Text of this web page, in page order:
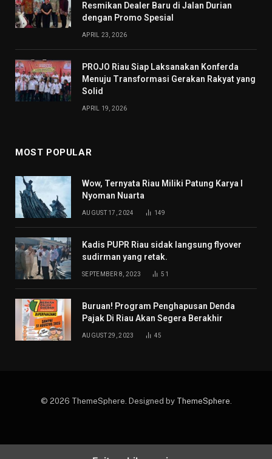
Resmikan Dealer Baru di Jalan Durian
dengan Promo Spesial
APRIL 23, 2026
PROJO Riau Siap Laksanakan Konferda
Menuju Transformasi Gerakan Rakyat yang
Solid
APRIL 19, 2026
MOST POPULAR
Wow, Ternyata Riau Miliki Patung Karya I
Nyoman Nuarta
AUGUST 17, 2024 149
Kadis PUPR Riau sidak langsung flyover
sudirman yang retak.
SEPTEMBER 8, 2023 51
Buruan! Program Penghapusan Denda
Pajak Di Riau Akan Segera Berakhir
AUGUST 29, 2023 45
© 2026 ThemeSphere. Designed by ThemeSphere.